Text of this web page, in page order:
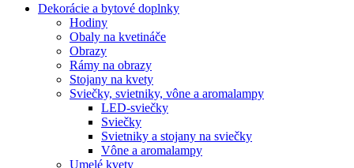
Dekorácie a bytové doplnky
Hodiny
Obaly na kvetináče
Obrazy
Rámy na obrazy
Stojany na kvety
Sviečky, svietniky, vône a aromalampy
LED-sviečky
Sviečky
Svietniky a stojany na sviečky
Vône a aromalampy
Umelé kvety